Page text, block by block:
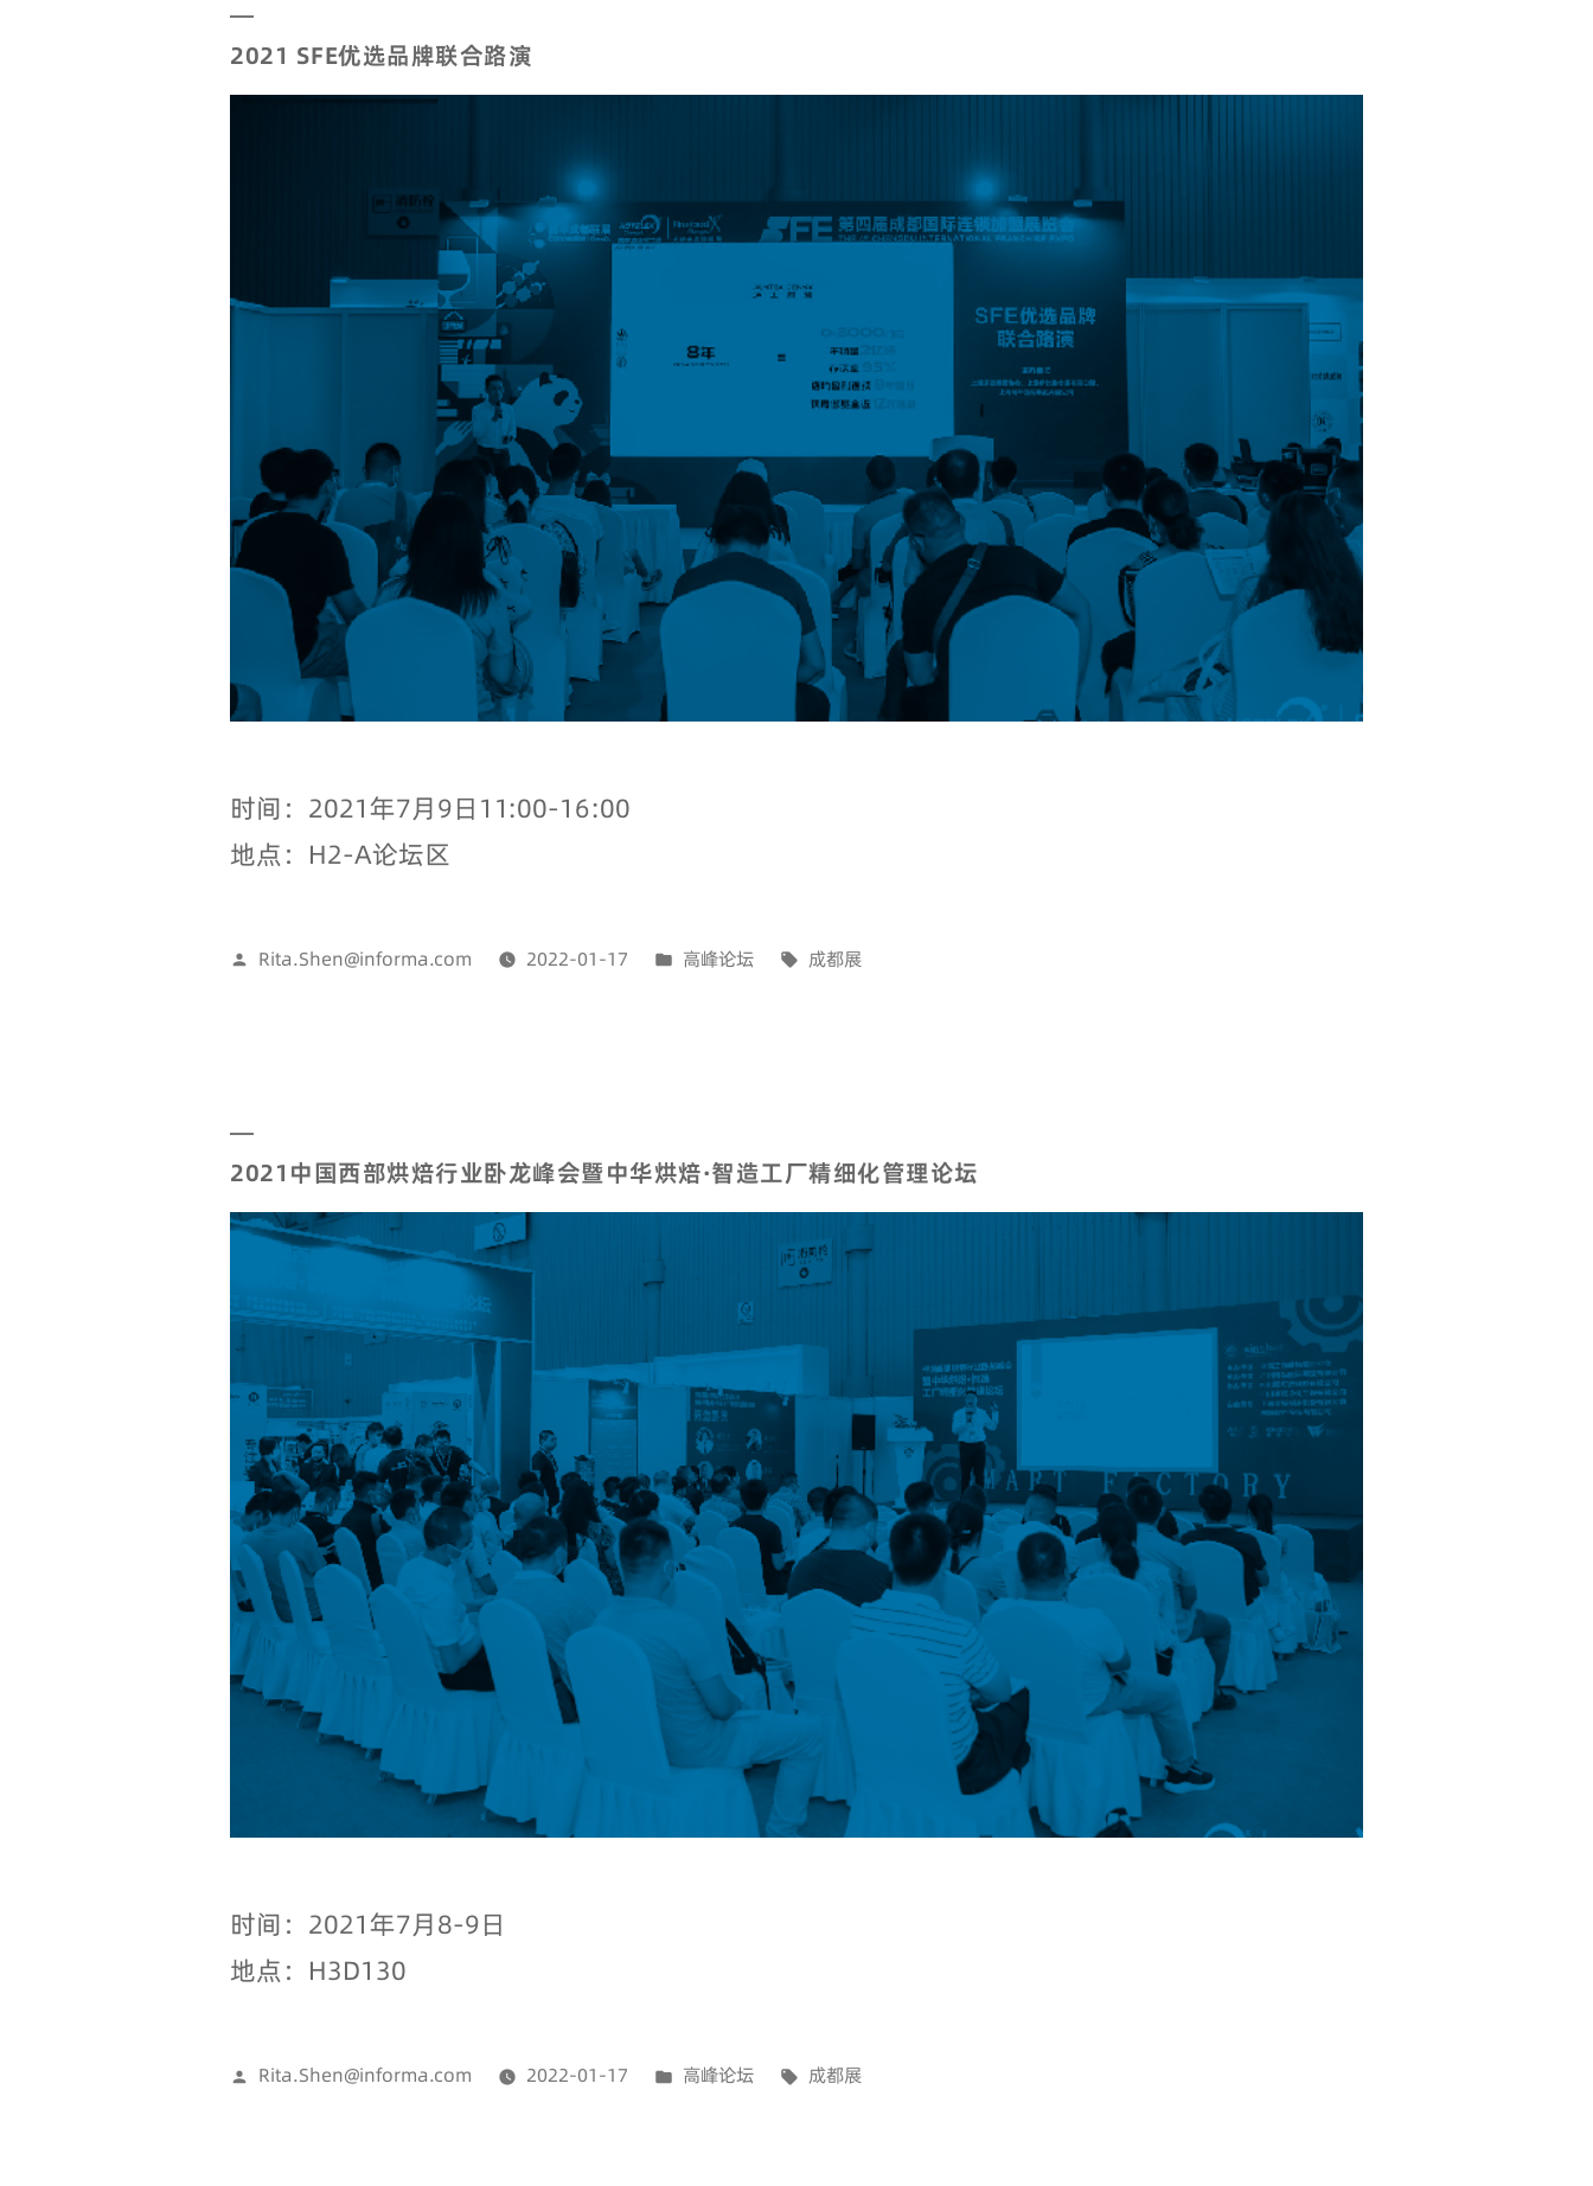
2021 SFE优选品牌联合路演
时间：2021年7月9日11:00-16:00
地点：H2-A论坛区
Rita.Shen@informa.com 2022-01-17 高峰论坛 成都展
2021中国西部烘焙行业卧龙峰会暨中华烘焙·智造工厂精细化管理论坛
时间：2021年7月8-9日
地点：H3D130
Rita.Shen@informa.com 2022-01-17 高峰论坛 成都展